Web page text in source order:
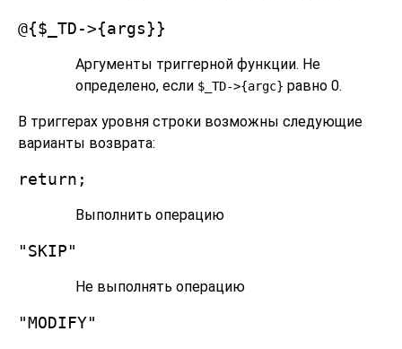
@{$_TD->{args}}
Аргументы триггерной функции. Не
определено, если $_TD->{argc} равно 0.
В триггерах уровня строки возможны следующие
варианты возврата:
return;
Выполнить операцию
"SKIP"
Не выполнять операцию
"MODIFY"